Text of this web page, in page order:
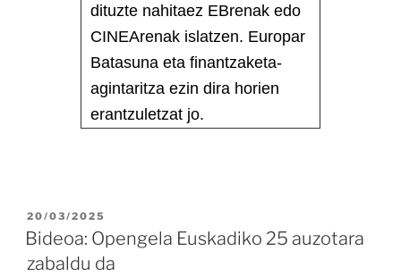
dituzte nahitaez EBrenak edo
CINEArenak islatzen. Europar
Batasuna eta finantzaketa-
agintaritza ezin dira horien
erantzuletzat jo.
20/03/2025
Bideoa: Opengela Euskadiko 25 auzotara
zabaldu da